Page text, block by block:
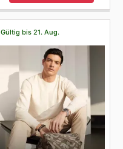
Gültig bis 21. Aug.